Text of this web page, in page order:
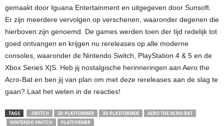
gemaakt door Iguana Entertainment en uitgegeven door Sunsoft.
Er zijn meerdere vervolgen op verschenen, waaronder degenen die
hierboven zijn genoemd. De games werden toen der tijd redelijk tot
goed ontvangen en krijgen nu rereleases op alle moderne
consoles, waaronder de Nintendo Switch, PlayStation 4 & 5 en de
Xbox Series X|S. Heb jij nostalgische herinneringen aan Aero the
Acro-Bat en ben jij van plan om met deze rereleases aan de slag te
gaan? Laat het weten in de reacties!
TAGS .SWITCH 2D PLATFORMER 3D PLATFORMER
AERO THE ACRO-BAT
NINTENDO SWITCH
PLATFORMER